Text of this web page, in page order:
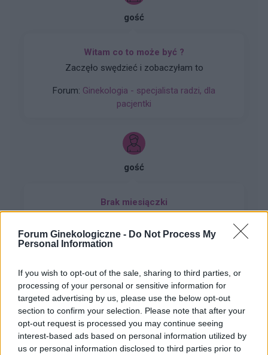
Forum Ginekologiczne - Do Not Process My
Personal Information
If you wish to opt-out of the sale, sharing to third parties, or
processing of your personal or sensitive information for
targeted advertising by us, please use the below opt-out
section to confirm your selection. Please note that after your
opt-out request is processed you may continue seeing
interest-based ads based on personal information utilized by
us or personal information disclosed to third parties prior to
gość
Witam co to może być ?
Zaczęło swędzieć i zobaczyłam to
Forum: Ginekologia - specjalista radzi, dla
pacjentki
gość
Brak miesiączki
doxycycline i w tym samym miesiącu dostalam
zapalenie pęcherza moczowego i brałam też
10 dni ,ciąża wykluczona beta HCG
przedwczoraj 0,2 a na wizycie u ginekologa
usłyszałam tylko że on nic tu nie widzi i że
endometrium bardzo cieniutkie .moje pytanie
czy okres powinien przyjść w tym miesiącu czy
to coś poważniejszego ?
gość